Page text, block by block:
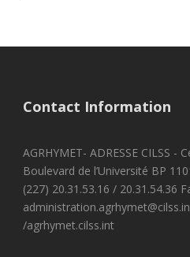
Contact Information
AGRHYMET- ADRESSE CILSS -
Boulevard de l’Université BP
(227) 20.31.53.16 / 20.31.54.36
/agrhymet.cilss.int